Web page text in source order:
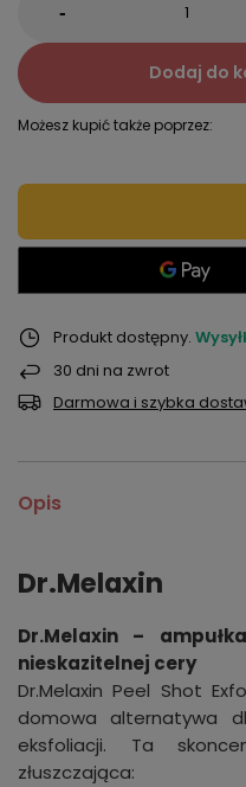
-
Dodaj do
Możesz kupić także poprzez:
Produkt dostępny
30 dni na zwrot
Darmowa i szybka
Opis
Dr.Melaxin
Dr.Melaxin –
nieskazitelnej cery
Dr.Melaxin Peel Shot
domowa alternatywa
eksfoliacji. Ta
złuszczająca: